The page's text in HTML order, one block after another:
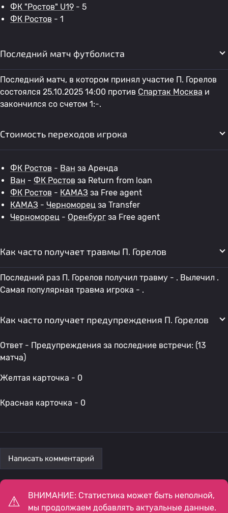
ФК "Ростов" U19 - 5
ФК Ростов - 1
Последний матч футболиста
Последний матч, в котором принял участие П. Горелов
состоялся 25.10.2025 14:00 против Спартак Москва и
закончился со счетом 1:-.
Стоимость переходов игрока
ФК Ростов - Ван за Аренда
Ван - ФК Ростов за Return from loan
ФК Ростов - КАМАЗ за Free agent
КАМАЗ - Черноморец за Transfer
Черноморец - Оренбург за Free agent
Как часто получает травмы П. Горелов
Последний раз П. Горелов получил травму - . Вылечил .
Самая популярная травма игрока - .
Как часто получает предупреждения П. Горелов
Ответ - Предупреждения за последние встречи: (13
матча)
Желтая карточка - 0
Красная карточка - 0
Написать комментарий
ВНИМАНИЕ: Статистика может быть неполной,
мы продолжаем добавлять актуальные данные.